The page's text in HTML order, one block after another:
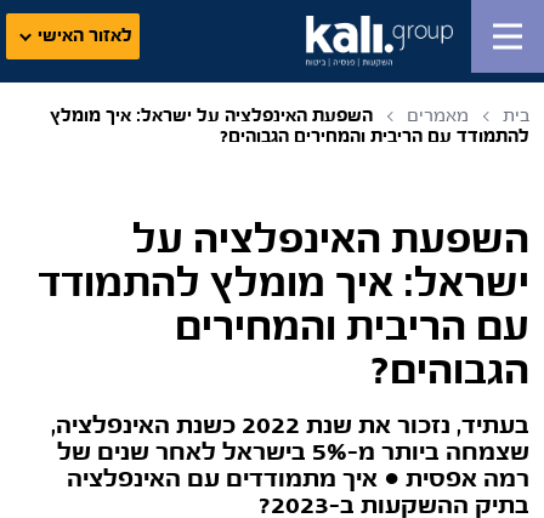
לאזור האישי
בית מאמרים
השפעת האינפלציה על ישראל: איך מומלץ
להתמודד עם הריבית והמחירים הגבוהים?
השפעת האינפלציה על
ישראל: איך מומלץ להתמודד
עם הריבית והמחירים
הגבוהים?
בעתיד, נזכור את שנת 2022 כשנת האינפלציה,
שצמחה ביותר מ-5% בישראל לאחר שנים של
רמה אפסית ● איך מתמודדים עם האינפלציה
בתיק ההשקעות ב-2023?